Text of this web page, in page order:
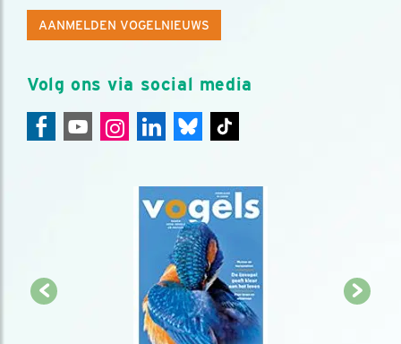
AANMELDEN VOGELNIEUWS
Volg ons via social media